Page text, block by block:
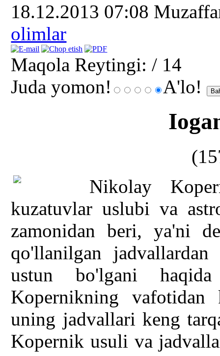
18.12.2013 07:08
olimlar
Maqola Reytingi: / 14
Juda yomon!
A'lo!
Nikolay
kuzatuvlar uslubi va
zamonidan beri, ya'ni
qo'llanilgan
ustun bo'lgani
Kopernikning
uning jadvallari keng
Kopernik usuli va